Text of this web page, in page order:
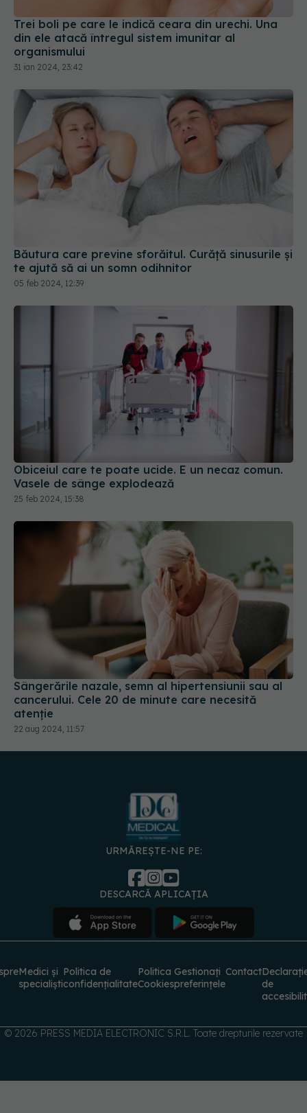
Trei boli pe care le indică ceara din urechi. Una
din ele atacă întregul sistem imunitar al
organismului
31 ian 2024, 23:42
te ajută să ai un somn odihnitor
05 feb 2024, 12:39
Obiceiul care te poate ucide. E un necaz comun.
Vasele de sânge explodează
25 feb 2024, 15:38
Sângerările nazale, semn al hipertensiunii sau al
cancerului. Cele 20 de minute care necesită
atenție
22 aug 2024, 11:57
URMĂREȘTE-NE PE:
DESCARCĂ APLICAȚIA
specialiști confidențialitate Cookies preferințele
de